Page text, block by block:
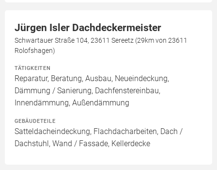
Jürgen Isler Dachdeckermeister
Schwartauer Straße 104, 23611 Sereetz (29km von 23611
Rolofshagen)
TÄTIGKEITEN
Reparatur, Beratung, Ausbau, Neueindeckung,
Dämmung / Sanierung, Dachfenstereinbau,
Innendämmung, Außendämmung
GEBÄUDETEILE
Satteldacheindeckung, Flachdacharbeiten, Dach /
Dachstuhl, Wand / Fassade, Kellerdecke